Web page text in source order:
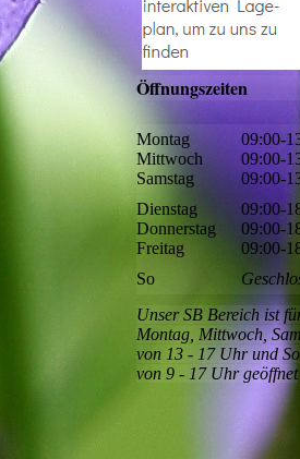
Öffnungszeiten
Montag
Mittwoch
Samstag
09:00-
09:00-
09:00-
Dienstag
Donnerstag
Freitag
09:00-
09:00-
09:00-
So
Unser SB Bereich ist
Montag, Mittwoch,
von 13 - 17 Uhr und
von 9 - 17 Uhr geöffnet